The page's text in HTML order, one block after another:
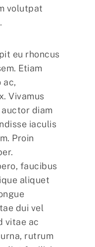
volutpat
eu rhoncus
Etiam
ac,
Vivamus
diam
iaculis
Proin
faucibus
aliquet
dui vel
vitae ac
rutrum